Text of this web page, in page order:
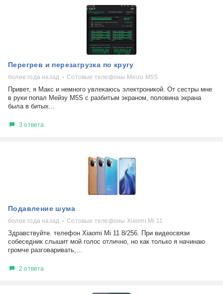
Перегрев и перезагрузка по кругу
более года назад Сотовые телефоны Meizu M5S
Привет, я Макс и немного увлекаюсь электроникой. От сестры мне
в руки попал Мейзу M5S с разбитым экраном, половина экрана
была в битых...
3 ответа
Подавление шума
более года назад Сотовые телефоны Xiaomi Mi 11
Здравствуйте. телефон Xiaomi Mi 11 8/256. При видеосвязи
собеседник слышит мой голос отлично, но как только я начинаю
громче разговаривать,...
2 ответа